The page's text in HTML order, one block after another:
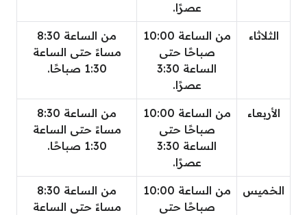
عصرًا.
الثلاثاء
من الساعة 10:00
صباحًا حتى
الساعة 3:30
عصرًا.
من الساعة 8:30
مساءً حتى الساعة
1:30 صباحًا.
الأربعاء
من الساعة 10:00
صباحًا حتى
الساعة 3:30
عصرًا.
من الساعة 8:30
مساءً حتى الساعة
1:30 صباحًا.
الخميس
من الساعة 10:00
صباحًا حتى
من الساعة 8:30
مساءً حتى الساعة